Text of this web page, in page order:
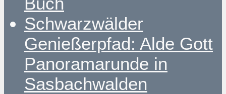
Schwarzwälder
Genießerpfad: Alde Gott
Panoramarunde in
Sasbachwalden